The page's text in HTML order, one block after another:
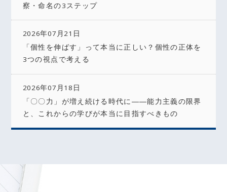
察・命名の3ステップ
2026年07月21日
「個性を伸ばす」って本当に正しい？個性の正体を
3つの視点で考える
2026年07月18日
「〇〇力」が増え続ける時代に――能力主義の限界
と、これからの学びが本当に目指すべきもの